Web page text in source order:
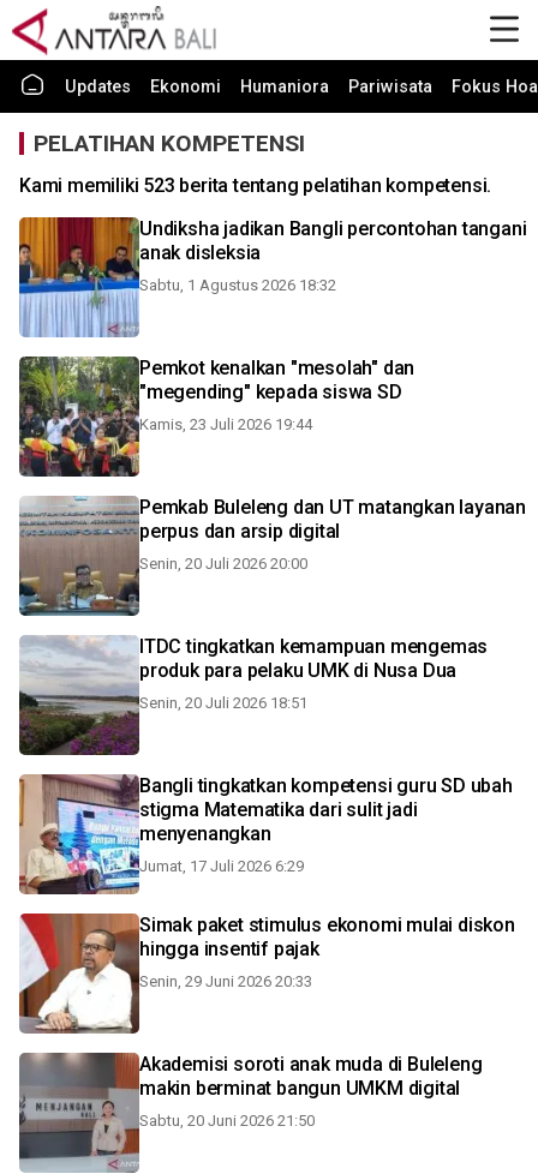
Updates Ekonomi Humaniora Pariwisata Fokus
PELATIHAN KOMPETENSI
Kami memiliki 523 berita tentang pelatihan kompetensi.
Undiksha jadikan Bangli percontohan tangani
anak disleksia
Sabtu, 1 Agustus 2026 18:32
Pemkot kenalkan "mesolah" dan
"megending" kepada siswa SD
Kamis, 23 Juli 2026 19:44
Pemkab Buleleng dan UT matangkan layanan
perpus dan arsip digital
Senin, 20 Juli 2026 20:00
ITDC tingkatkan kemampuan mengemas
produk para pelaku UMK di Nusa Dua
Senin, 20 Juli 2026 18:51
Bangli tingkatkan kompetensi guru SD ubah
stigma Matematika dari sulit jadi
menyenangkan
Jumat, 17 Juli 2026 6:29
Simak paket stimulus ekonomi mulai diskon
hingga insentif pajak
Senin, 29 Juni 2026 20:33
Akademisi soroti anak muda di Buleleng
makin berminat bangun UMKM digital
Sabtu, 20 Juni 2026 21:50